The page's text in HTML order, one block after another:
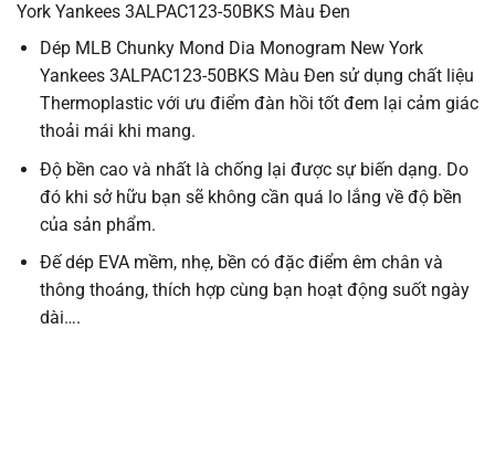
York Yankees 3ALPAC123-50BKS Màu Đen
Dép MLB Chunky Mond Dia Monogram New York
Yankees 3ALPAC123-50BKS Màu Đen sử dụng chất liệu
Thermoplastic với ưu điểm đàn hồi tốt đem lại cảm giác
thoải mái khi mang.
Độ bền cao và nhất là chống lại được sự biến dạng. Do
đó khi sở hữu bạn sẽ không cần quá lo lắng về độ bền
của sản phẩm.
Đế dép EVA mềm, nhẹ, bền có đặc điểm êm chân và
thông thoáng, thích hợp cùng bạn hoạt động suốt ngày
dài….